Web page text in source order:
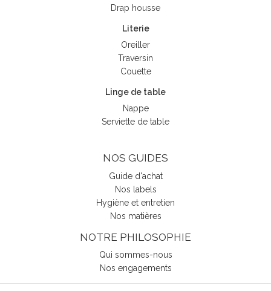
Drap housse
Literie
Oreiller
Traversin
Couette
Linge de table
Nappe
Serviette de table
NOS GUIDES
Guide d'achat
Nos labels
Hygiène et entretien
Nos matières
NOTRE PHILOSOPHIE
Qui sommes-nous
Nos engagements